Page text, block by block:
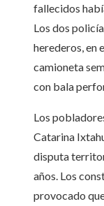
fallecidos
Los dos
herederos, en
camioneta
con bala
Los
Catarina
disputa
años. Los
provocado